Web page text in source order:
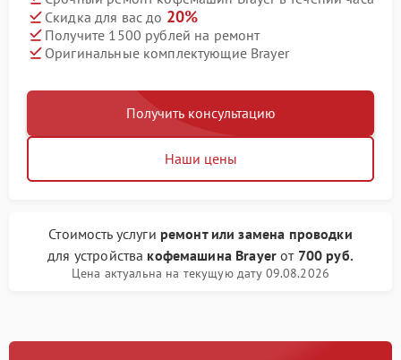
Скидка для вас до 20%
Получите 1500 рублей на ремонт
Оригинальные комплектующие Brayer
Получить консультацию
Наши цены
Стоимость услуги ремонт или замена проводки
для устройства кофемашина Brayer от 700 руб.
Цена актуальна на текущую дату 09.08.2026